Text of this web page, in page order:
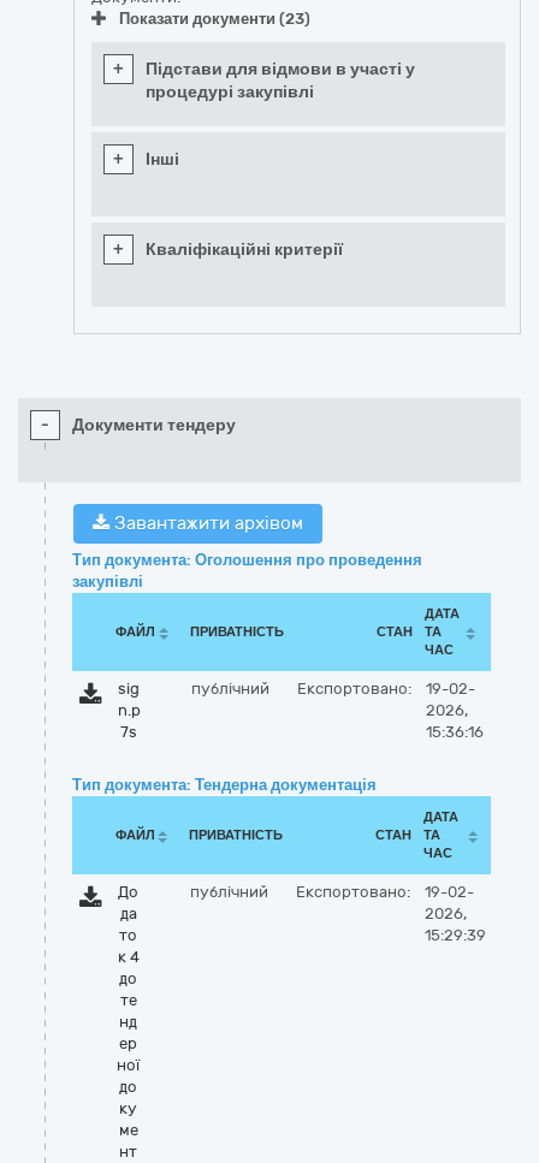
Показати документи (23)
+
Підстави для відмови в участі у
процедурі закупівлі
+ Інші
+ Кваліфікаційні критерії
- Документи тендеру
Завантажити архівом
Тип документа: Оголошення про проведення
закупівлі
ФАЙЛ ПРИВАТНІСТЬ СТАН
ДАТА
ТА
ЧАС
sig
n.p
7s
публічний Експортовано:
19-02-
2026,
15:36:16
Тип документа: Тендерна документація
ФАЙЛ ПРИВАТНІСТЬ СТАН
ДАТА
ТА
ЧАС
До
да
то
к 4
до
те
нд
ер
ної
до
ку
ме
нт
публічний Експортовано:
19-02-
2026,
15:29:39